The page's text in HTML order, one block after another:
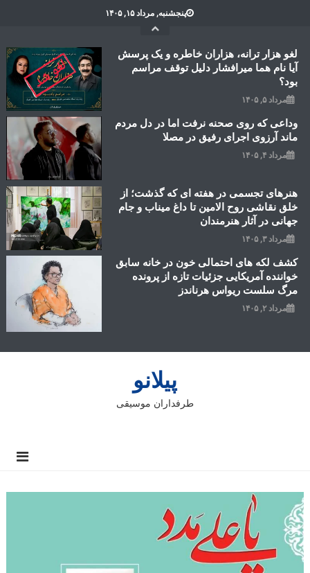
پنجشنبه, مرداد ۱۵, ۱۴۰۵
لغو هزار ترانه، هزاران خاطره و یک پرسش
آیا نام هما میرافشار دلیل توقف مراسم
بود؟
مرداد ۵, ۱۴۰۵
وداعی که روی صحنه نرفت اما در دل مردم
ماند آرزوی اجرای رفیق در مصلا
مرداد ۴, ۱۴۰۵
هنرهای تجسمی در هفته ای که گذشت؛ از
خلق نقاشی روح الامین تا داغ میناب و جام
جهانی در آثار هنرمندان
مرداد ۳, ۱۴۰۵
کشف لکه های احتمالی خون در خانه سابق
خواننده آمریکایی جزئیات تازه از پرونده
مرگ سلست ریواس هرناندز
مرداد ۲, ۱۴۰۵
پیلانو
طرفداران موسیقی